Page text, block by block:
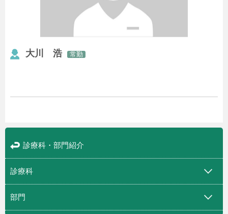
大川 浩 常勤
診療科・部門紹介
診療科
部門